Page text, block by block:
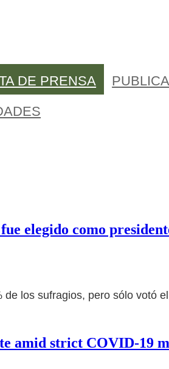
elegido como
los sufragios, pero sólo votó
amid strict COVID-19
DE PRENSA